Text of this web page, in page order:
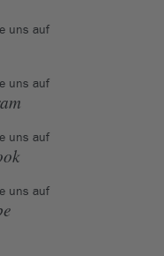
uns auf
uns auf
uns auf
uns auf